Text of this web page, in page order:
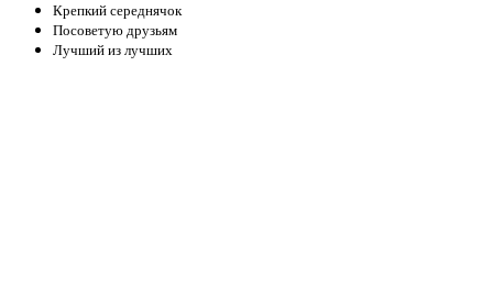
Крепкий середнячок
Посоветую друзьям
Лучший из лучших